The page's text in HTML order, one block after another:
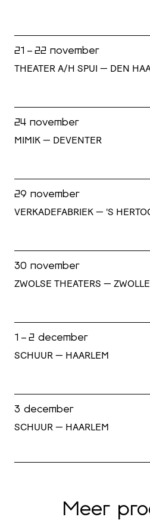
21 - 22 november
THEATER A/H SPUI — DEN
24 november
MIMIK — DEVENTER
29 november
VERKADEFABRIEK — 'S
30 november
ZWOLSE THEATERS — ZWOLLE
1 - 2 december
SCHUUR — HAARLEM
3 december
SCHUUR — HAARLEM
Meer